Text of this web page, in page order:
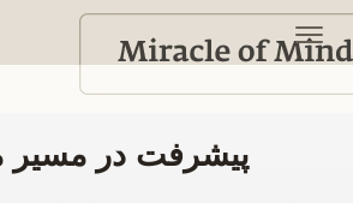
پیشرفت در مسیر